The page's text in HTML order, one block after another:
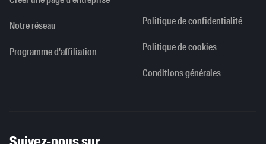
Notre réseau
Programme d'affiliation
Politique de confidentialité
Politique de cookies
Conditions générales